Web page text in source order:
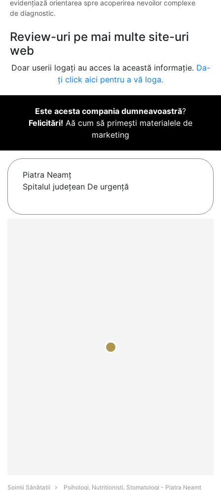
evidențiază orientarea spre acoperirea nevoilor complexe
de diagnostic.
Review-uri pe mai multe site-uri
web
Doar userii logați au acces la această informație. Da-
ți click aici pentru a vă loga.
Este acesta compania dumneavoastră?
Felicitări! Aă cum să primești materialele de
marketing
Piatra Neamţ
Spitalul județean De urgență
Şoimii Sănătații
Psihologi, Nutriționiști, Stomatologi - Piatra Neamţ